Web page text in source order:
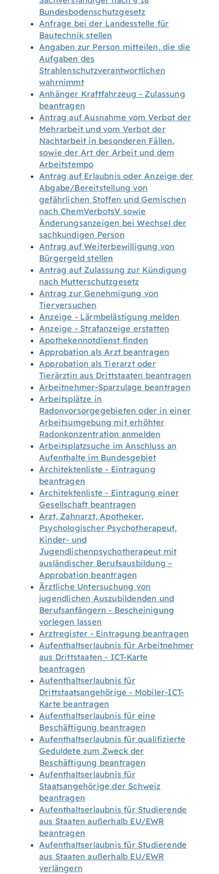
Bundesbodenschutzgesetz
Anfrage bei der Landesstelle für
Bautechnik stellen
Angaben zur Person mitteilen, die die
Aufgaben des
Strahlenschutzverantwortlichen
wahrnimmt
Anhänger Kraftfahrzeug - Zulassung
beantragen
Antrag auf Ausnahme vom Verbot der
Mehrarbeit und vom Verbot der
Nachtarbeit in besonderen Fällen,
sowie der Art der Arbeit und dem
Arbeitstempo
Antrag auf Erlaubnis oder Anzeige der
Abgabe/Bereitstellung von
gefährlichen Stoffen und Gemischen
nach ChemVerbotsV sowie
Änderungsanzeigen bei Wechsel der
sachkundigen Person
Antrag auf Weiterbewilligung von
Bürgergeld stellen
Antrag auf Zulassung zur Kündigung
nach Mutterschutzgesetz
Antrag zur Genehmigung von
Tierversuchen
Anzeige - Lärmbelästigung melden
Anzeige - Strafanzeige erstatten
Apothekennotdienst finden
Approbation als Arzt beantragen
Approbation als Tierarzt oder
Tierärztin aus Drittstaaten beantragen
Arbeitnehmer-Sparzulage beantragen
Arbeitsplätze in
Radonvorsorgegebieten oder in einer
Arbeitsumgebung mit erhöhter
Radonkonzentration anmelden
Arbeitsplatzsuche im Anschluss an
Aufenthalte im Bundesgebiet
Architektenliste - Eintragung
beantragen
Architektenliste - Eintragung einer
Gesellschaft beantragen
Arzt, Zahnarzt, Apotheker,
Psychologischer Psychotherapeut,
Kinder- und
Jugendlichenpsychotherapeut mit
ausländischer Berufsausbildung –
Approbation beantragen
Ärztliche Untersuchung von
jugendlichen Auszubildenden und
Berufsanfängern - Bescheinigung
vorlegen lassen
Arztregister - Eintragung beantragen
Aufenthaltserlaubnis für Arbeitnehmer
aus Drittstaaten - ICT-Karte
beantragen
Aufenthaltserlaubnis für
Drittstaatsangehörige - Mobiler-ICT-
Karte beantragen
Aufenthaltserlaubnis für eine
Beschäftigung beantragen
Aufenthaltserlaubnis für qualifizierte
Geduldete zum Zweck der
Beschäftigung beantragen
Aufenthaltserlaubnis für
Staatsangehörige der Schweiz
beantragen
Aufenthaltserlaubnis für Studierende
aus Staaten außerhalb EU/EWR
beantragen
Aufenthaltserlaubnis für Studierende
aus Staaten außerhalb EU/EWR
verlängern